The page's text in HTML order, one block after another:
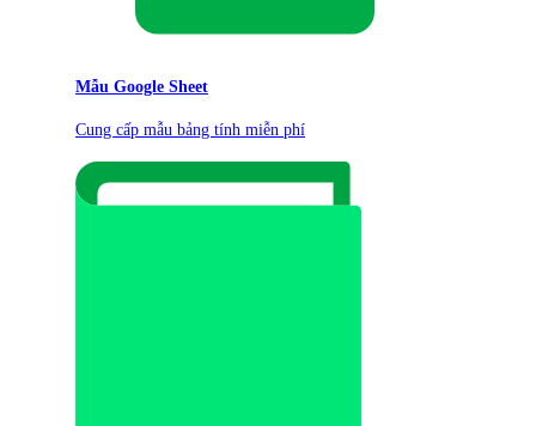
Mẫu Google Sheet
Cung cấp mẫu bảng tính miễn phí